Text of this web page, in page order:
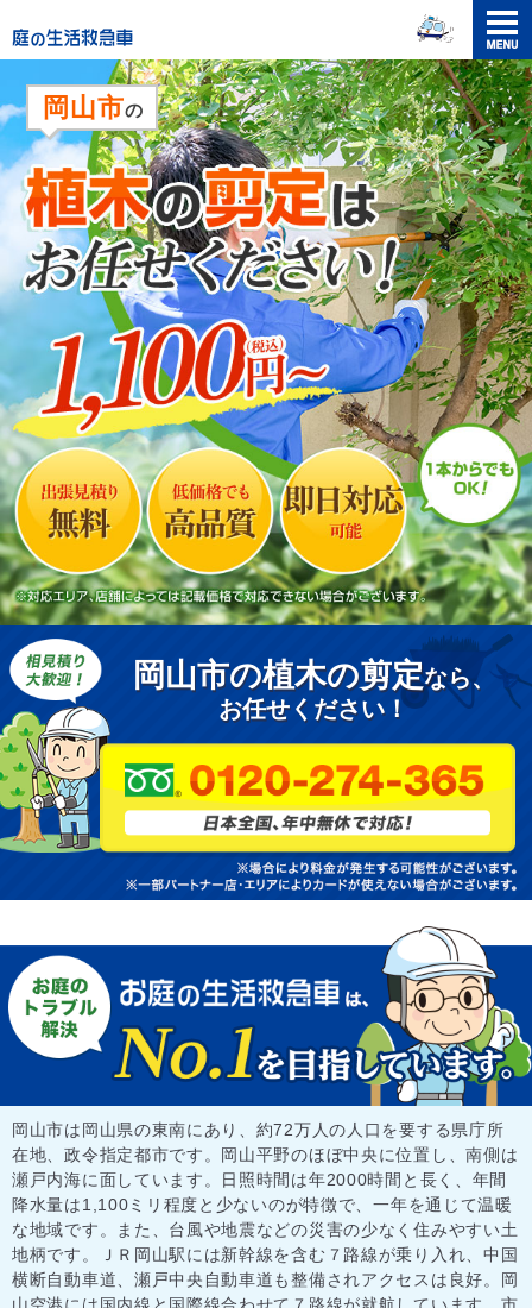
メニュ
ー
岡山市の
岡山市の植木の剪定なら、
お任せください！
岡山市は岡山県の東南にあり、約72万人の人口を要する県庁所
在地、政令指定都市です。岡山平野のほぼ中央に位置し、南側は
瀬戸内海に面しています。日照時間は年2000時間と長く、年間
降水量は1,100ミリ程度と少ないのが特徴で、一年を通じて温暖
な地域です。また、台風や地震などの災害の少なく住みやすい土
地柄です。ＪＲ岡山駅には新幹線を含む７路線が乗り入れ、中国
横断自動車道、瀬戸中央自動車道も整備されアクセスは良好。岡
山空港には国内線と国際線合わせて７路線が就航しています。市